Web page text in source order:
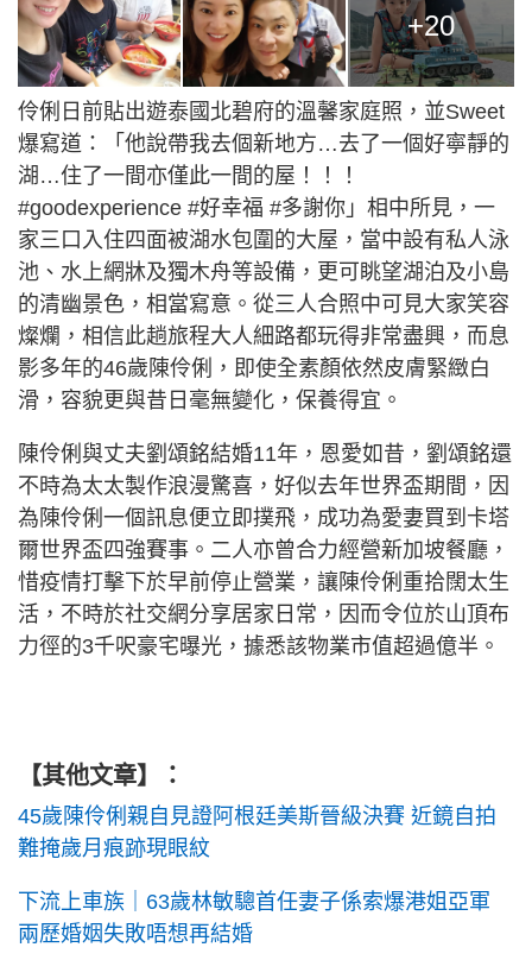
+20
伶俐日前貼出遊泰國北碧府的溫馨家庭照，並Sweet
爆寫道：「他說帶我去個新地方…去了一個好寧靜的
湖…住了一間亦僅此一間的屋！！！
#goodexperience #好幸福 #多謝你」相中所見，一
家三口入住四面被湖水包圍的大屋，當中設有私人泳
池、水上網牀及獨木舟等設備，更可眺望湖泊及小島
的清幽景色，相當寫意。從三人合照中可見大家笑容
燦爛，相信此趟旅程大人細路都玩得非常盡興，而息
影多年的46歲陳伶俐，即使全素顏依然皮膚緊緻白
滑，容貌更與昔日毫無變化，保養得宜。
陳伶俐與丈夫劉頌銘結婚11年，恩愛如昔，劉頌銘還
不時為太太製作浪漫驚喜，好似去年世界盃期間，因
為陳伶俐一個訊息便立即撲飛，成功為愛妻買到卡塔
爾世界盃四強賽事。二人亦曾合力經營新加坡餐廳，
惜疫情打擊下於早前停止營業，讓陳伶俐重拾闊太生
活，不時於社交網分享居家日常，因而令位於山頂布
力徑的3千呎豪宅曝光，據悉該物業市值超過億半。
【其他文章】：
45歲陳伶俐親自見證阿根廷美斯晉級決賽 近鏡自拍
難掩歲月痕跡現眼紋
下流上車族｜63歲林敏驄首任妻子係索爆港姐亞軍
兩歷婚姻失敗唔想再結婚